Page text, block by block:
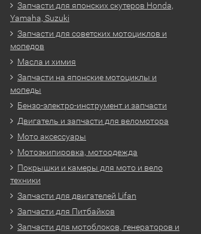
Запчасти для японских скутеров Honda,
Yamaha, Suzuki
Запчасти для советских мотоциклов и
мопедов
Масла и химия
Запчасти на японские мотоциклы и
мопеды
Бензо-электро-инструмент и запчасти
Двигатель и запчасти для веломотора
Мото аксессуары
Мотоэкипировка, мотоодежда
Покрышки и камеры для мото и вело
техники
Запчасти для двигателей Lifan
Запчасти для Питбайков
Запчасти для мотоблоков, генераторов и